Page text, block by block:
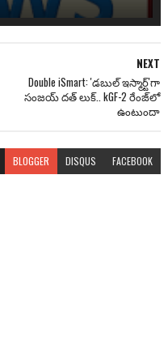
NEXT
Double iSmart: 'డబుల్ ఇస్మార్ట్‌'గా
సంజయ్ దత్ లుక్.. kGF-2 రేంజ్‌లో
ఉంటుందా
BLOGGER DISQUS FACEBOOK